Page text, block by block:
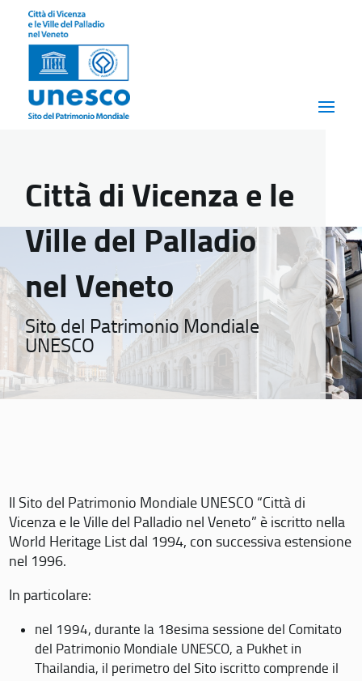
Città di Vicenza e le
Ville del Palladio
nel Veneto
Sito del Patrimonio Mondiale
UNESCO
Il Sito del Patrimonio Mondiale UNESCO “Città di
Vicenza e le Ville del Palladio nel Veneto” è iscritto nella
World Heritage List dal 1994, con successiva estensione
nel 1996.
In particolare:
nel 1994, durante la 18esima sessione del Comitato
del Patrimonio Mondiale UNESCO, a Pukhet in
Thailandia, il perimetro del Sito iscritto comprende il